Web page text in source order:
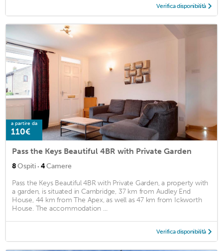
Verifica disponibilità
a partire da
110€
Pass the Keys Beautiful 4BR with Private Garden
8Ospiti · 4Camere
Pass the Keys Beautiful 4BR with Private Garden, a property with
a garden, is situated in Cambridge, 37 km from Audley End
House, 44 km from The Apex, as well as 47 km from Ickworth
House. The accommodation ...
Verifica disponibilità